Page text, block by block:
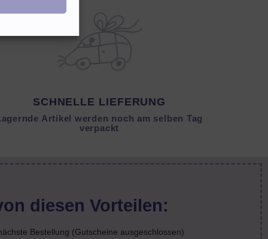
SCHNELLE LIEFERUNG
Artikel werden noch am selben Tag
verpackt
diesen Vorteilen:
Bestellung (Gutscheine ausgeschlossen)